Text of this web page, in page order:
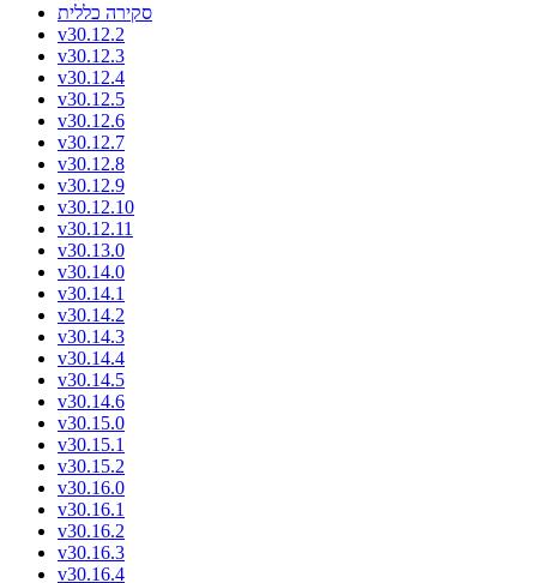
סקירה כללית
v30.12.2
v30.12.3
v30.12.4
v30.12.5
v30.12.6
v30.12.7
v30.12.8
v30.12.9
v30.12.10
v30.12.11
v30.13.0
v30.14.0
v30.14.1
v30.14.2
v30.14.3
v30.14.4
v30.14.5
v30.14.6
v30.15.0
v30.15.1
v30.15.2
v30.16.0
v30.16.1
v30.16.2
v30.16.3
v30.16.4